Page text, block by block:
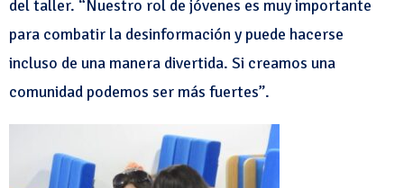
del taller. “Nuestro rol de jóvenes es muy importante
para combatir la desinformación y puede hacerse
incluso de una manera divertida. Si creamos una
comunidad podemos ser más fuertes”.